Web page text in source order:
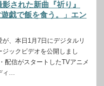
された新曲『祈り』
戯で飯を食う。」エン
、本日1月7日にデジタルリ
ックビデオを公開しまし
配信がスタートしたTVアニメ
ィ…